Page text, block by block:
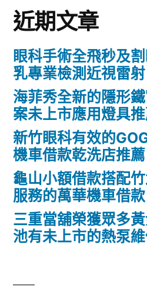
近期文章
眼科手術全飛秒及
乳專業檢測近視雷射
海菲秀全新的隱形
案未上市應用燈具
新竹眼科有效的
機車借款乾洗店推薦
龜山小額借款搭配
服務的萬華機車借款
三重當舖榮獲眾多
池有未上市的熱泵